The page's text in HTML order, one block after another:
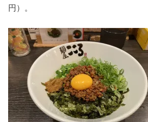
円）。